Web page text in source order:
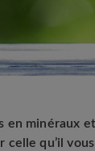
en minéraux
qu’il